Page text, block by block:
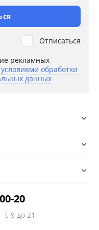
рекламных
условиями обработки
данных
Отписаться
20
с 9 до 21